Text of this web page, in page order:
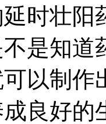
时壮阳
是知道
以制
良好的